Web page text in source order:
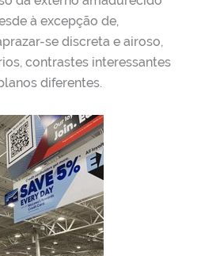
à excepção de,
se discreta e airoso,
contrastes interessantes
diferentes.